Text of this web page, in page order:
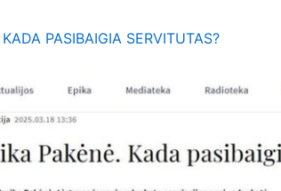
PASIBAIGIA SERVITUTAS?